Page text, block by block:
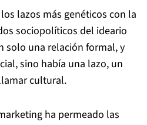
lazos más genéticos con la
sociopolíticos del ideario
solo una relación formal, y
sino había una lazo, un
cultural.
ha permeado las